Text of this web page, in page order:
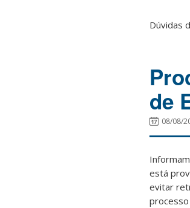
Dúvidas
de
08/08/
está
evitar